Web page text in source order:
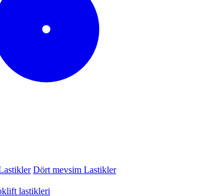
Dört mevsim Lastikler
lastikleri